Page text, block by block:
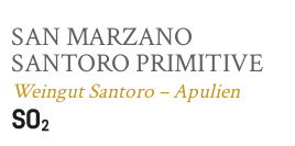
SAN MARZANO
SANTORO PRIMITIVE
Weingut Santoro – Apulien